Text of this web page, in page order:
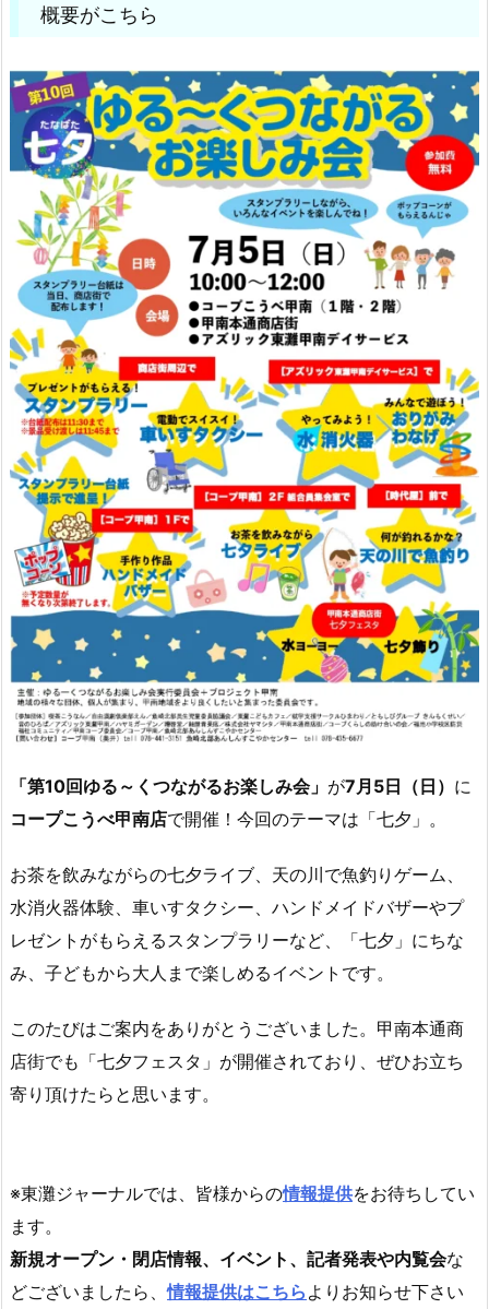
概要がこちら
「第10回ゆる～くつながるお楽しみ会」 が7月5日（日） に
コープこうべ甲南店で開催！今回のテーマは「七夕」。
お茶を飲みながらの七夕ライブ、天の川で魚釣りゲーム、
水消火器体験、車いすタクシー、 ハンドメイドバザーやプ
レゼントがもらえるスタンプラリーなど、「七夕」にちな
み、子どもから大人まで楽しめるイベントです。
このたびはご案内をありがとうございました。甲南本通商
店街でも「七夕フェスタ」が開催されており、ぜひお立ち
寄り頂けたらと思います。
※東灘ジャーナルでは、皆様からの情報提供をお待ちしてい
ます。
新規オープン・閉店情報、イベント、記者発表や内覧会な
どございましたら、情報提供はこちら よりお知らせ下さい